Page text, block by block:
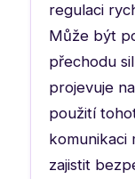
regulaci
Může být
přechodu
projevuje
použití
komunikaci
zajistit